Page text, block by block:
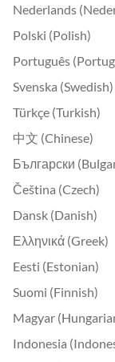
Nederlands
Polski (Polish)
Português
Svenska (Swedish)
Türkçe (Turkish)
中文 (Chinese)
Български
Čeština (Czech)
Dansk (Danish)
Ελληνικά (Greek)
Eesti (Estonian)
Suomi (Finnish)
Magyar
Indonesia